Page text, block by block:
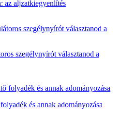
az aljzatkiegyenlítés
szegélynyírót választanod a
és annak adományozása